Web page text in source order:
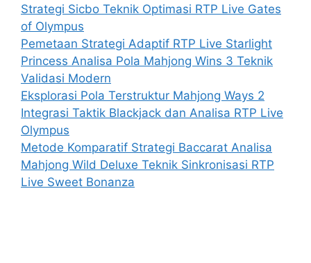
Strategi Sicbo Teknik Optimasi RTP Live Gates
of Olympus
Pemetaan Strategi Adaptif RTP Live Starlight
Princess Analisa Pola Mahjong Wins 3 Teknik
Validasi Modern
Eksplorasi Pola Terstruktur Mahjong Ways 2
Integrasi Taktik Blackjack dan Analisa RTP Live
Olympus
Metode Komparatif Strategi Baccarat Analisa
Mahjong Wild Deluxe Teknik Sinkronisasi RTP
Live Sweet Bonanza